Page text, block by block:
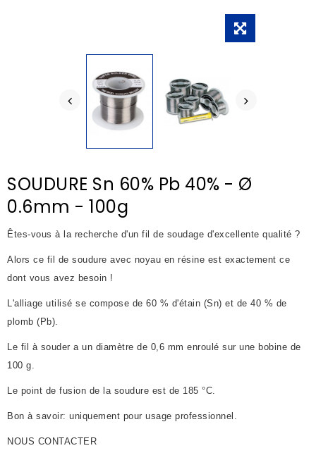
SOUDURE Sn 60% Pb 40% - Ø
0.6mm - 100g
Êtes-vous à la recherche d'un fil de soudage d'excellente qualité ?
Alors ce fil de soudure avec noyau en résine est exactement ce
dont vous avez besoin !
L'alliage utilisé se compose de 60 % d'étain (Sn) et de 40 % de
plomb (Pb).
Le fil à souder a un diamètre de 0,6 mm enroulé sur une bobine de
100 g.
Le point de fusion de la soudure est de 185 °C.
Bon à savoir: uniquement pour usage professionnel.
NOUS CONTACTER